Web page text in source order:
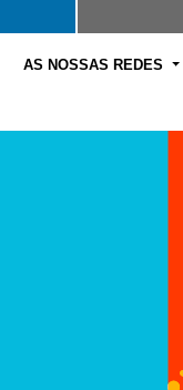
AS NOSSAS REDES